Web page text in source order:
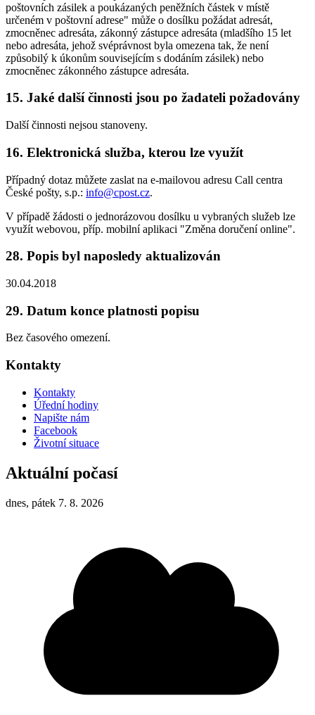
poštovních zásilek a poukázaných peněžních částek v místě
určeném v poštovní adrese" může o dosílku požádat adresát,
zmocněnec adresáta, zákonný zástupce adresáta (mladšího 15 let
nebo adresáta, jehož svéprávnost byla omezena tak, že není
způsobilý k úkonům souvisejícím s dodáním zásilek) nebo
zmocněnec zákonného zástupce adresáta.
15. Jaké další činnosti jsou po žadateli požadovány
Další činnosti nejsou stanoveny.
16. Elektronická služba, kterou lze využít
Případný dotaz můžete zaslat na e-mailovou adresu Call centra
České pošty, s.p.: info@cpost.cz.
V případě žádosti o jednorázovou dosílku u vybraných služeb lze
využít webovou, příp. mobilní aplikaci "Změna doručení online".
28. Popis byl naposledy aktualizován
30.04.2018
29. Datum konce platnosti popisu
Bez časového omezení.
Kontakty
Kontakty
Úřední hodiny
Napište nám
Facebook
Životní situace
Aktuální počasí
dnes, pátek 7. 8. 2026